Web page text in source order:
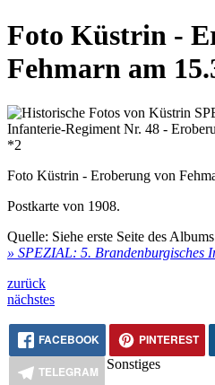
Foto Küstrin -
Fehmarn am
Foto Küstrin - Eroberung von
Postkarte von 1908.
Quelle: Siehe erste Seite des
» SPEZIAL: 5. Brandenburgisches
zurück
nächstes
FACEBOOK PINTEREST
TELEGRAM
Sonstiges